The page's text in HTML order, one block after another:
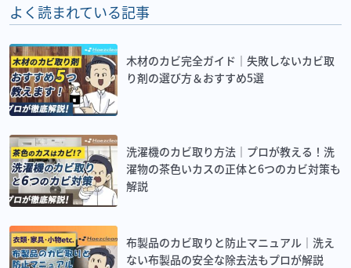
よく読まれている記事
木材のカビ完全ガイド｜失敗しないカビ取
り剤の選び方＆おすすめ5選
洗濯機のカビ取り方法｜プロが教える！洗
濯物の茶色いカスの正体と6つのカビ対策も
解説
布製品のカビ取りと防止マニュアル｜洗え
ない布製品の安全な除去法もプロが解説